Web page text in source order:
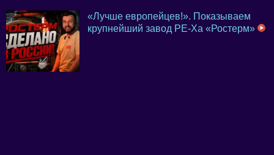
«Лучше европейцев!». Показываем
крупнейший завод PE-Xa «Ростерм»